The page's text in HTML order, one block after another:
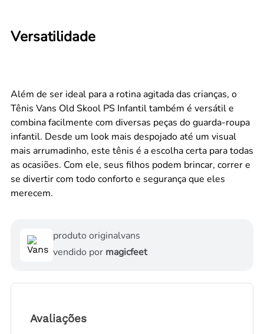
Versatilidade
Além de ser ideal para a rotina agitada das crianças, o
Tênis Vans Old Skool PS Infantil também é versátil e
combina facilmente com diversas peças do guarda-roupa
infantil. Desde um look mais despojado até um visual
mais arrumadinho, este tênis é a escolha certa para todas
as ocasiões. Com ele, seus filhos podem brincar, correr e
se divertir com todo conforto e segurança que eles
merecem.
produto originalvans
vendido por magicfeet
Avaliações